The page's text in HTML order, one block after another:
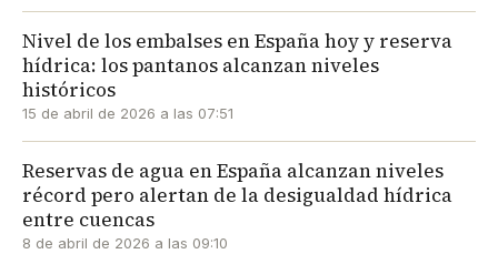
Nivel de los embalses en España hoy y reserva
hídrica: los pantanos alcanzan niveles
históricos
15 de abril de 2026 a las 07:51
Reservas de agua en España alcanzan niveles
récord pero alertan de la desigualdad hídrica
entre cuencas
8 de abril de 2026 a las 09:10